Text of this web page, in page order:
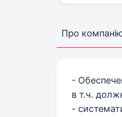
Про
-
в т.ч.
-